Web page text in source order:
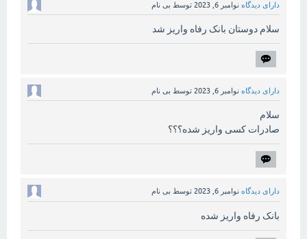
دارای دیدگاه نوامبر 6, 2023 توسط بی نام
سلام دوستان بانک رفاه واریز شد
دارای دیدگاه نوامبر 6, 2023 توسط بی نام
سلام
صادرات کسی واریز شده؟؟؟
دارای دیدگاه نوامبر 6, 2023 توسط بی نام
بانک رفاه واریز شده